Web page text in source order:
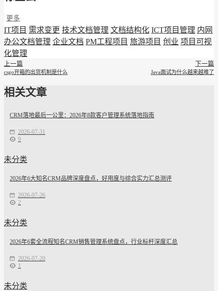
更多
IT项目 需求变更 技术文档管理 文档结构化 ICT项目管理 内网
办公文档管理 企业文档 PM工程项目 旅游项目 创业 项目可视
化管理
上一篇
csgo开箱的出货机制是什么
下一篇
Java面试为什么越来越难了
相关文章
CRM落地最后一公里：2026年8款客户管理系统落地指南
2026-07-31
9
未分类
2026年6大知名CRM品牌深度盘点，好用度与综合实力汇总测评
2026-07-26
2
未分类
2026年6套全流程知名CRM销售管理系统盘点，行业标杆深度汇总
2026-07-20
1
未分类